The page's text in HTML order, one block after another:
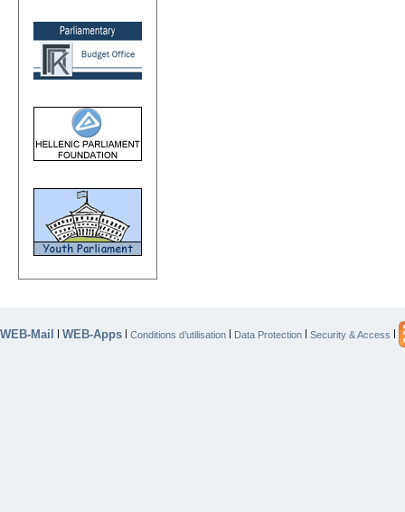
WEB-Mail WEB-Apps Conditions d’utilisation Data Protection Security & Access